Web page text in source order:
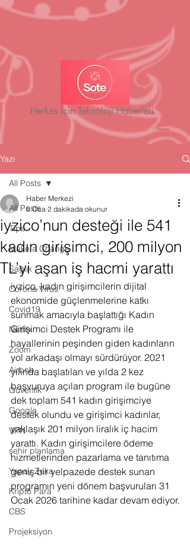
Herkes İçin Teknoloji Haberleri
Yazı
All Posts
Tips
Make a Change
Sağlık
Corona Virus
Covid19
Netflix
Zoom
Airbnb
Güvenlik
Google
VPN
şehir planlama
Yapay Zeka
Kripto Para
CBS
Projeksiyon
All Posts
iyzico’nun desteği ile 541
kadın girişimci, 200 milyon
TL’yi aşan iş hacmi yarattı
Haber Merkezi
8 Oca 2 dakikada okunur
iyzico, kadın girişimcilerin dijital
ekonomide güçlenmelerine katkı
sunmak amacıyla başlattığı Kadın
Girişimci Destek Programı ile
hayallerinin peşinden giden kadınların
yol arkadaşı olmayı sürdürüyor. 2021
yılında başlatılan ve yılda 2 kez
başvuruya açılan program ile bugüne
dek toplam 541 kadın girişimciye
destek olundu ve girişimci kadınlar,
yaklaşık 201 milyon liralık iç hacim
yarattı. Kadın girişimcilere ödeme
hizmetlerinden pazarlama ve tanıtıma
geniş bir yelpazede destek sunan
programın yeni dönem başvuruları 31
Ocak 2026 tarihine kadar devam ediyor.